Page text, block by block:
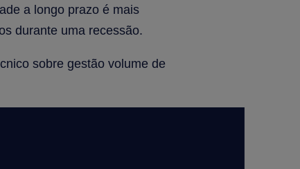
a longo prazo é mais
durante uma recessão.
sobre gestão volume de